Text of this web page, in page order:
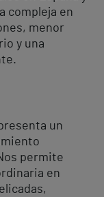
compleja en
menor
y una
un
permite
en